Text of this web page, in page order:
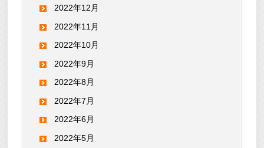
2022年12月
2022年11月
2022年10月
2022年9月
2022年8月
2022年7月
2022年6月
2022年5月